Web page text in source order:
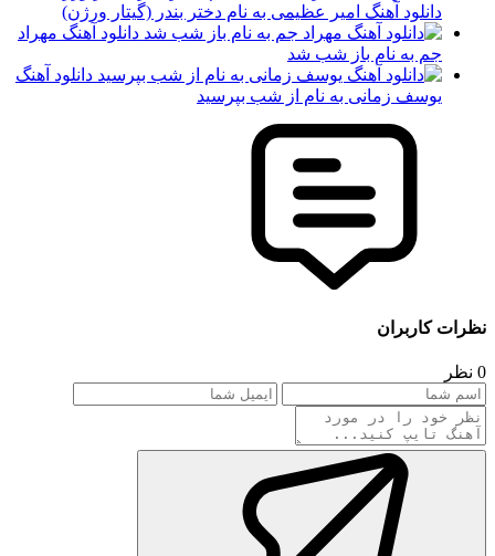
دانلود آهنگ امیر عظیمی به نام دختر بندر (گیتار ورژن)
دانلود آهنگ مهراد
جم به نام باز شب شد
دانلود آهنگ
یوسف زمانی به نام از شب بپرسید
نظرات کاربران
0 نظر